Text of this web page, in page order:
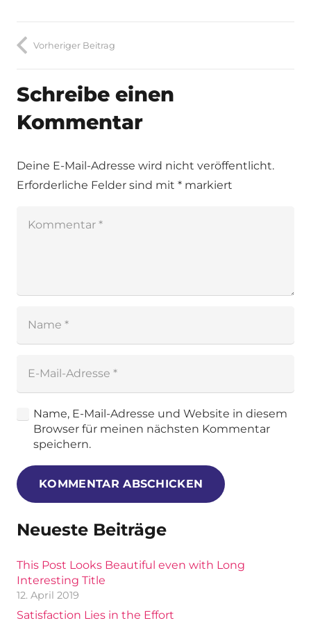
Vorheriger Beitrag
Schreibe einen
Kommentar
Deine E-Mail-Adresse wird nicht veröffentlicht.
Erforderliche Felder sind mit * markiert
Name, E-Mail-Adresse und Website in diesem
Browser für meinen nächsten Kommentar
speichern.
KOMMENTAR ABSCHICKEN
Neueste Beiträge
This Post Looks Beautiful even with Long
Interesting Title
12. April 2019
Satisfaction Lies in the Effort